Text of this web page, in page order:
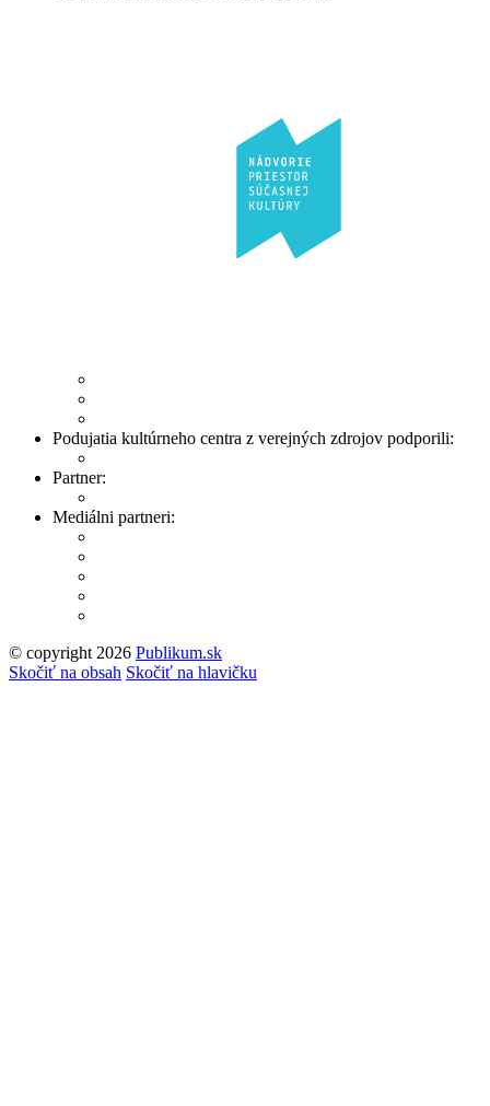
Podujatia kultúrneho centra z verejných zdrojov podporili:
Partner:
Mediálni partneri:
© copyright 2026 Publikum.sk
Tvorba stránok: Enjoy
Skočiť na obsah Skočiť na hlavičku